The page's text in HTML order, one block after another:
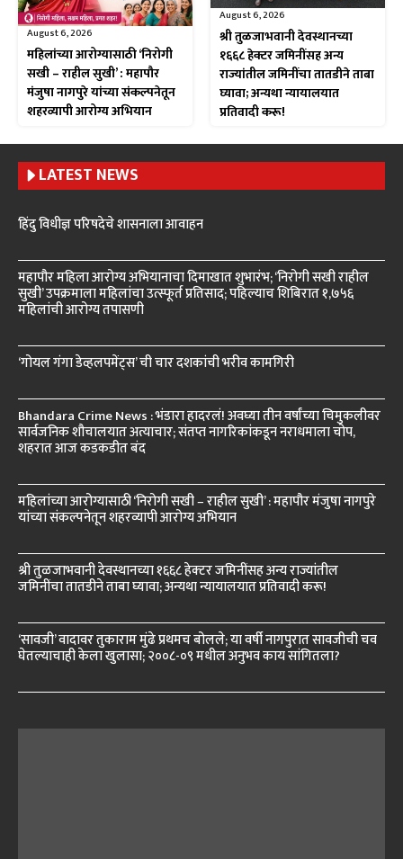
August 6, 2026
महिलांच्या आरोग्यासाठी ‘निरोगी
सखी – राहील सुखी’ : महापौर
मंजुषा नागपुरे यांच्या संकल्पनेतून
शहरव्यापी आरोग्य अभियान
August 6, 2026
श्री तुळजाभवानी देवस्थानच्या
१६६८ हेक्टर जमिनींसह अन्य
राज्यांतील जमिनींचा तातडीने ताबा
घ्यावा; अन्यथा न्यायालयात
प्रतिवादी करू!
LATEST NEWS
हिंदु विधीज्ञ परिषदेचे शासनाला आवाहन
महापौर महिला आरोग्य अभियानाचा दिमाखात शुभारंभ; ‘निरोगी सखी राहील
सुखी’ उपक्रमाला महिलांचा उत्स्फूर्त प्रतिसाद; पहिल्याच शिबिरात १,७५६
महिलांची आरोग्य तपासणी
‘गोयल गंगा डेव्हलपमेंट्स’ ची चार दशकांची भरीव कामगिरी
Bhandara Crime News : भंडारा हादरलं! अवघ्या तीन वर्षांच्या चिमुकलीवर
सार्वजनिक शौचालयात अत्याचार; संतप्त नागरिकांकडून नराधमाला चोप,
शहरात आज कडकडीत बंद
महिलांच्या आरोग्यासाठी ‘निरोगी सखी – राहील सुखी’ : महापौर मंजुषा नागपुरे
यांच्या संकल्पनेतून शहरव्यापी आरोग्य अभियान
श्री तुळजाभवानी देवस्थानच्या १६६८ हेक्टर जमिनींसह अन्य राज्यांतील
जमिनींचा तातडीने ताबा घ्यावा; अन्यथा न्यायालयात प्रतिवादी करू!
‘सावजी’ वादावर तुकाराम मुंढे प्रथमच बोलले; या वर्षी नागपुरात सावजीची चव
घेतल्याचाही केला खुलासा; २००८-०९ मधील अनुभव काय सांगितला?